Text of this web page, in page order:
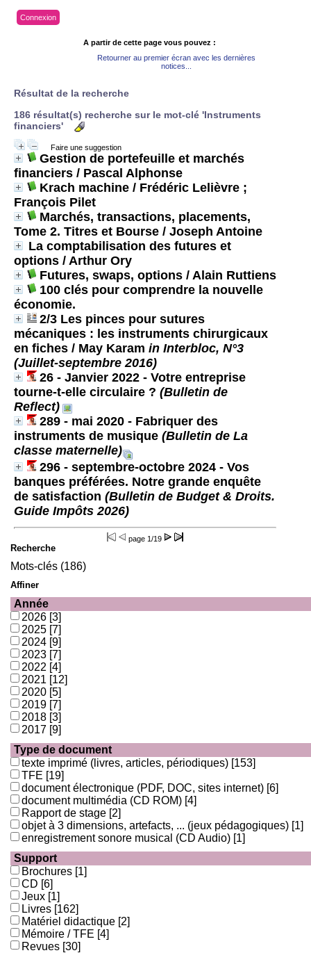
Connexion
A partir de cette page vous pouvez :
Retourner au premier écran avec les dernières
notices...
Résultat de la recherche
186 résultat(s) recherche sur le mot-clé 'Instruments
financiers'
Faire une suggestion
Gestion de portefeuille et marchés
financiers / Pascal Alphonse
Krach machine / Frédéric Lelièvre ;
François Pilet
Marchés, transactions, placements,
Tome 2. Titres et Bourse / Joseph Antoine
La comptabilisation des futures et
options / Arthur Ory
Futures, swaps, options / Alain Ruttiens
100 clés pour comprendre la nouvelle
économie.
2/3 Les pinces pour sutures
mécaniques : les instruments chirurgicaux
en fiches / May Karam in Interbloc, N°3
(Juillet-septembre 2016)
26 - Janvier 2022 - Votre entreprise
tourne-t-elle circulaire ? (Bulletin de
Reflect)
289 - mai 2020 - Fabriquer des
instruments de musique (Bulletin de La
classe maternelle)
296 - septembre-octobre 2024 - Vos
banques préférées. Notre grande enquête
de satisfaction (Bulletin de Budget & Droits.
Guide Impôts 2026)
page 1/19
Recherche
Mots-clés (186)
Affiner
Année
2026 [3]
2025 [7]
2024 [9]
2023 [7]
2022 [4]
2021 [12]
2020 [5]
2019 [7]
2018 [3]
2017 [9]
Type de document
texte imprimé (livres, articles, périodiques) [153]
TFE [19]
document électronique (PDF, DOC, sites internet) [6]
document multimédia (CD ROM) [4]
Rapport de stage [2]
objet à 3 dimensions, artefacts, ... (jeux pédagogiques) [1]
enregistrement sonore musical (CD Audio) [1]
Support
Brochures [1]
CD [6]
Jeux [1]
Livres [162]
Matériel didactique [2]
Mémoire / TFE [4]
Revues [30]